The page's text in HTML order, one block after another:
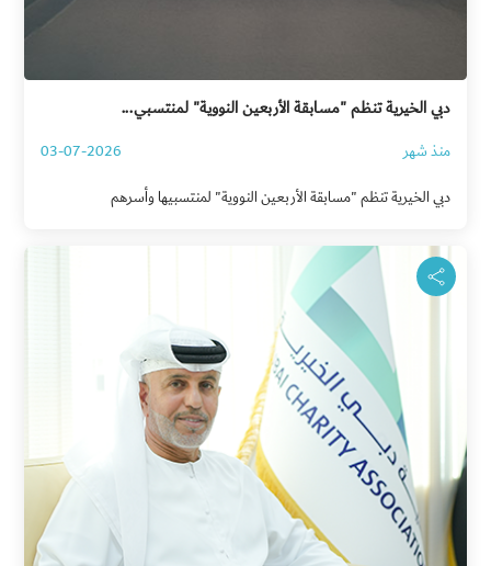
دبي الخيرية تنظم "مسابقة الأربعين النووية" لمنتسبي...
منذ شهر
03-07-2026
دبي الخيرية تنظم "مسابقة الأربعين النووية" لمنتسبيها وأسرهم